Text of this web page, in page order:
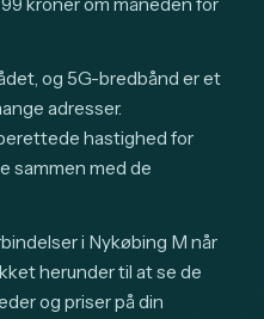
kroner om måneden for
og 5G-bredbånd er et
adresser.
hastighed for
sammen med de
i Nykøbing M når
herunder til at se de
og priser på din